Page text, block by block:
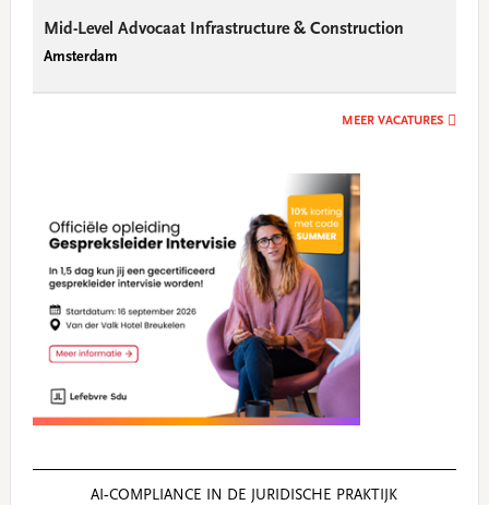
Mid-Level Advocaat Infrastructure & Construction
Amsterdam
MEER VACATURES
AI‑COMPLIANCE IN DE JURIDISCHE PRAKTIJK